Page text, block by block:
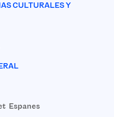
CULTURALES Y
Espanes